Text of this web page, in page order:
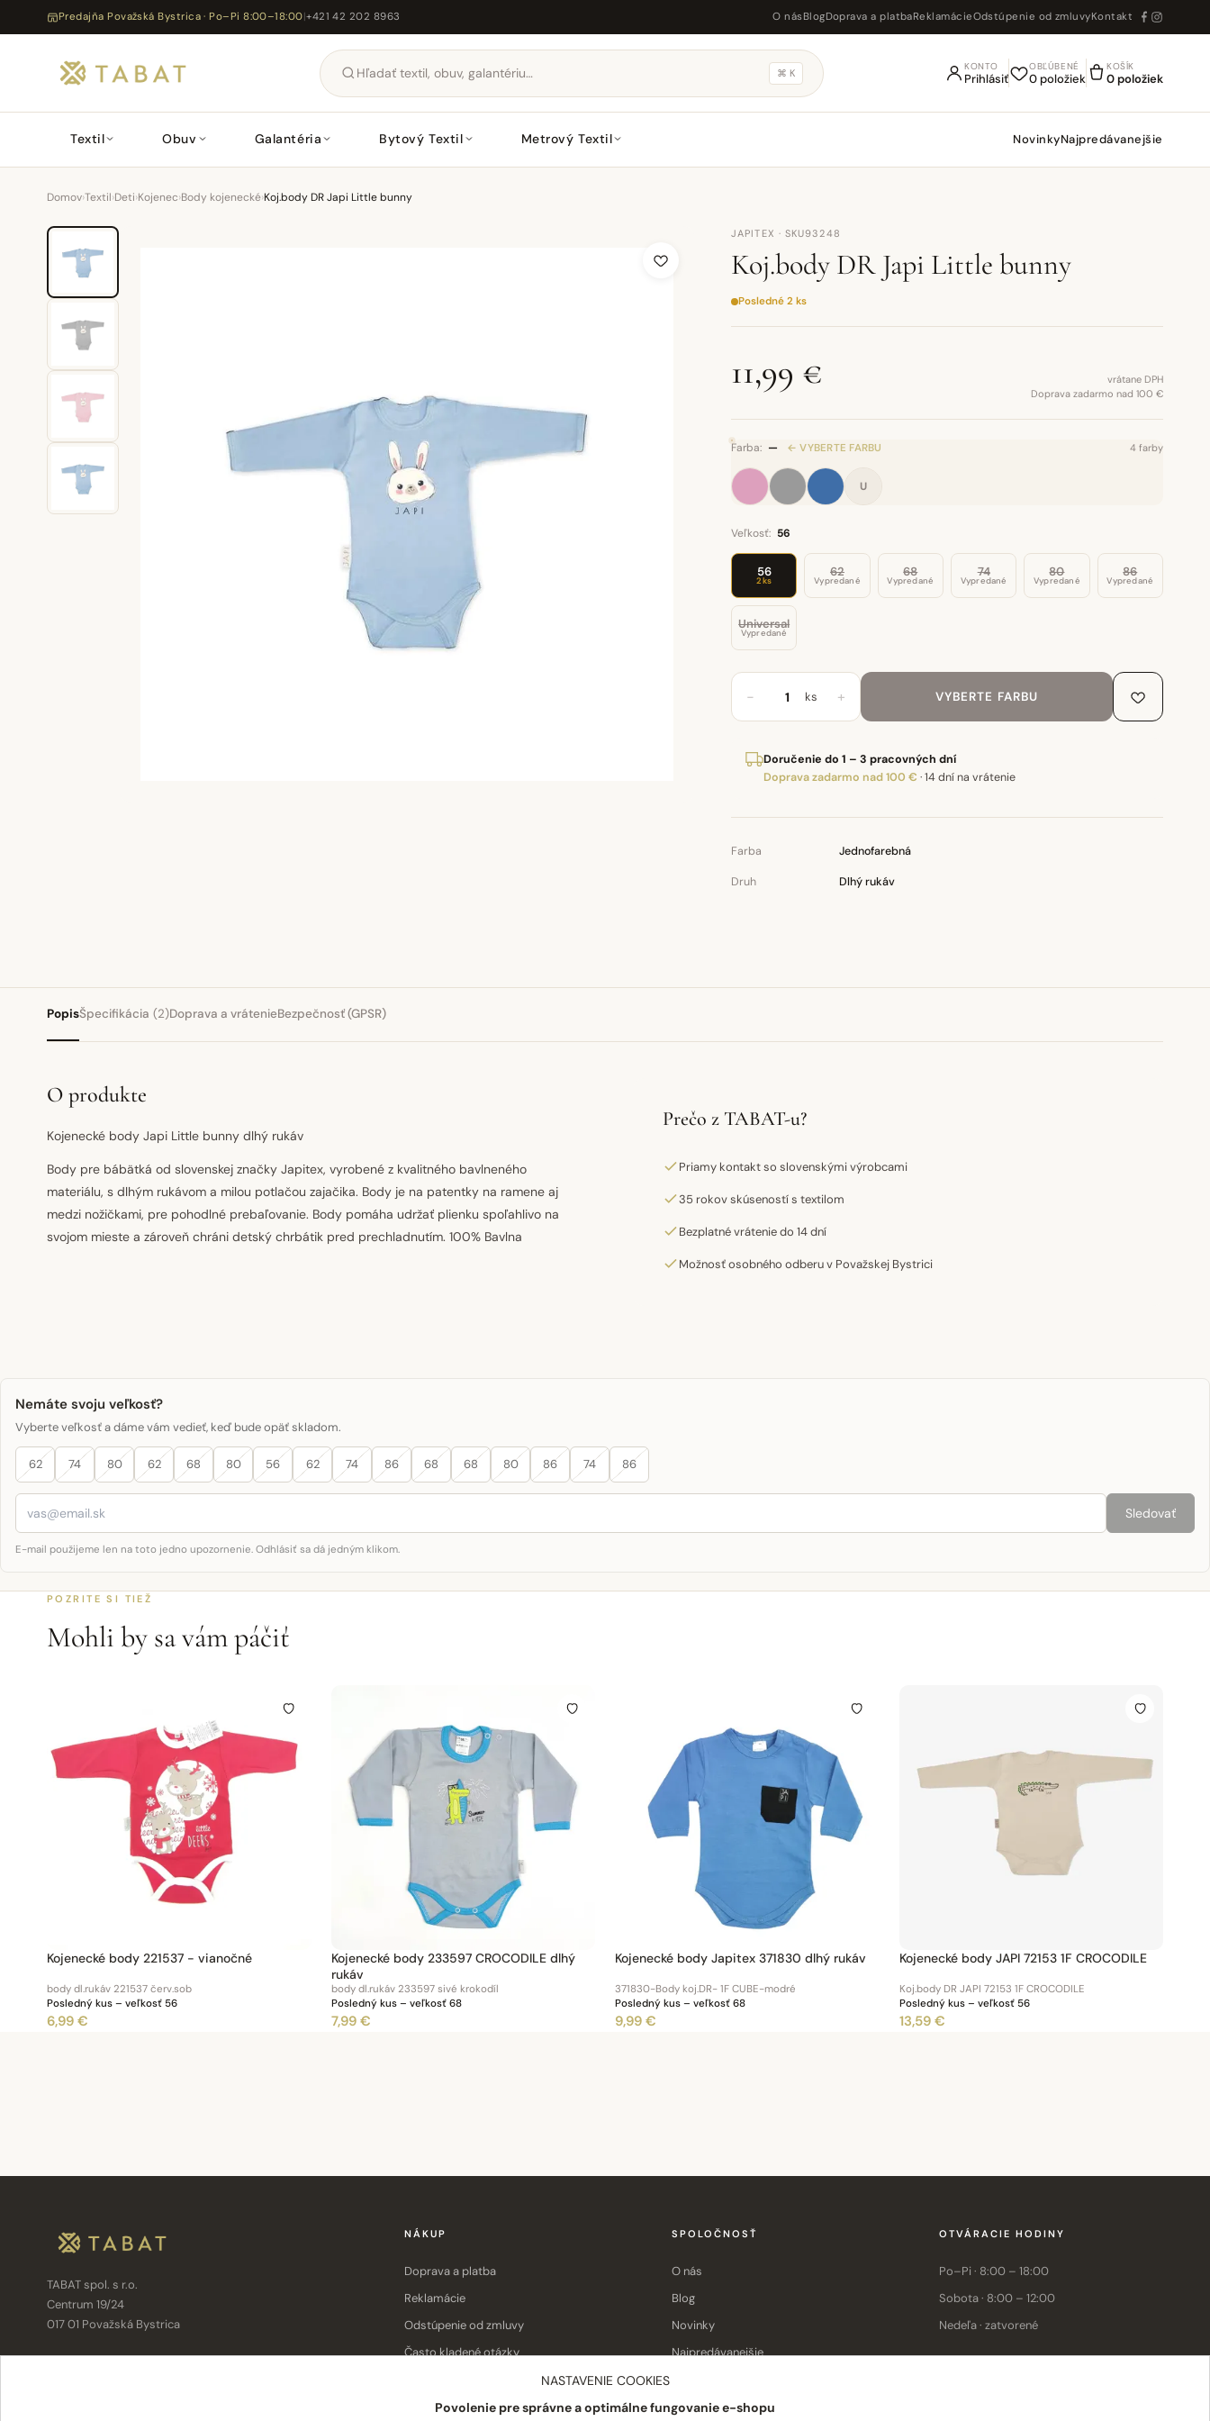
Predajňa Považská Bystrica · Po–Pi 8:00–18:00|+421 42 202 8963 O nás BlogDoprava a platbaReklamácieOdstúpenie od zmluvyKontakt
⌘ K
KONTO
Prihlásiť
OBĽÚBENÉ
0 položiek
KOŠÍK
0 položiek
Textil Obuv Galantéria Bytový Textil Metrový Textil NovinkyNajpredávanejšie
Domov›Textil›Deti›Kojenec›Body kojenecké›Koj.body DR Japi Little bunny
JAPITEX · SKU93248
Koj.body DR Japi Little bunny
Posledné 2 ks
11,99 €
vrátane DPH
Doprava zadarmo nad 100 €
Farba: — ← VYBERTE FARBU 4 farby
U
Veľkosť: 56
56
2 ks
62
Vypredané
68
Vypredané
74
Vypredané
80
Vypredané
86
Vypredané
Universal
Vypredané
− ks + VYBERTE FARBU
Doručenie do 1 – 3 pracovných dní
Doprava zadarmo nad 100 € ·14 dní na vrátenie
Farba Jednofarebná
Druh Dlhý rukáv
PopisŠpecifikácia (2)Doprava a vrátenieBezpečnosť (GPSR)
O produkte
Kojenecké body Japi Little bunny dlhý rukáv
Body pre bábätká od slovenskej značky Japitex, vyrobené z kvalitného bavlneného
materiálu, s dlhým rukávom a milou potlačou zajačika. Body je na patentky na ramene aj
medzi nožičkami, pre pohodlné prebaľovanie. Body pomáha udržať plienku spoľahlivo na
svojom mieste a zároveň chráni detský chrbátik pred prechladnutím. 100% Bavlna
Prečo z TABAT-u?
Priamy kontakt so slovenskými výrobcami
35 rokov skúseností s textilom
Bezplatné vrátenie do 14 dní
Možnosť osobného odberu v Považskej Bystrici
Nemáte svoju veľkosť?
Vyberte veľkosť a dáme vám vedieť, keď bude opäť skladom.
62 74 80 62 68 80 56 62 74 86 68 68 80 86 74 86
Sledovať
E-mail použijeme len na toto jedno upozornenie. Odhlásiť sa dá jedným klikom.
POZRITE SI TIEŽ
Mohli by sa vám páčiť
Kojenecké body 221537 - vianočné
body dl.rukáv 221537 červ.sob
Posledný kus – veľkosť 56
6,99 €
Kojenecké body 233597 CROCODILE dlhý
rukáv
body dl.rukáv 233597 sivé krokodíl
Posledný kus – veľkosť 68
7,99 €
Kojenecké body Japitex 371830 dlhý rukáv
371830-Body koj.DR- 1F CUBE-modré
Posledný kus – veľkosť 68
9,99 €
Kojenecké body JAPI 72153 1F CROCODILE
Koj.body DR JAPI 72153 1F CROCODILE
Posledný kus – veľkosť 56
13,59 €
TABAT spol. s r.o.
Centrum 19/24
017 01 Považská Bystrica
NÁKUP
Doprava a platba
Reklamácie
Odstúpenie od zmluvy
Často kladené otázky
SPOLOČNOSŤ
O nás
Blog
Novinky
Najpredávanejšie
OTVÁRACIE HODINY
Po–Pi · 8:00 – 18:00
Sobota · 8:00 – 12:00
Nedeľa · zatvorené
NASTAVENIE COOKIES
Povolenie pre správne a optimálne fungovanie e-shopu